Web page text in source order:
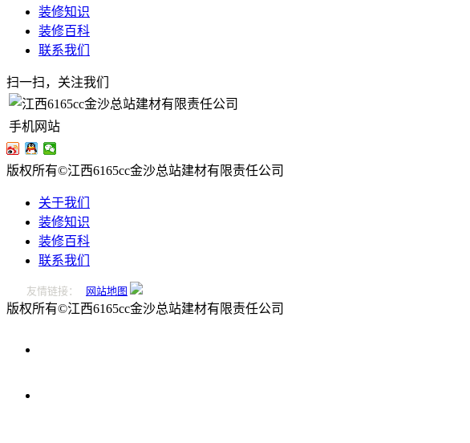
装修知识
装修百科
联系我们
扫一扫，关注我们
手机网站
版权所有©江西6165cc金沙总站建材有限责任公司
关于我们
装修知识
装修百科
联系我们
友情链接： 网站地图
版权所有©江西6165cc金沙总站建材有限责任公司